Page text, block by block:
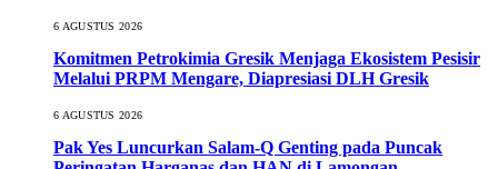
6 AGUSTUS 2026
Komitmen Petrokimia Gresik Menjaga Ekosistem Pesisir
Melalui PRPM Mengare, Diapresiasi DLH Gresik
6 AGUSTUS 2026
Pak Yes Luncurkan Salam-Q Genting pada Puncak